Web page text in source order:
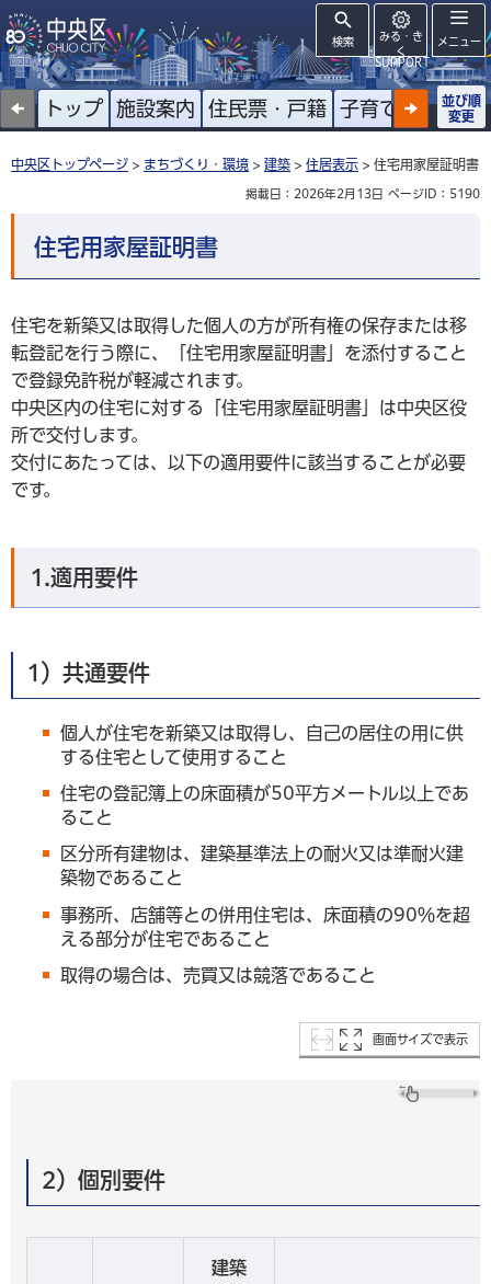
検索
みる・き
く
SUPPORT
メニュー
トップ 施設案内 住民票・戸籍 子育て 高齢者
並び順
変更
中央区トップページ > まちづくり・環境 > 建築 > 住居表示 > 住宅用家屋証明書
掲載日：2026年2月13日 ページID：5190
住宅用家屋証明書
住宅を新築又は取得した個人の方が所有権の保存または移
転登記を行う際に、「住宅用家屋証明書」を添付すること
で登録免許税が軽減されます。
中央区内の住宅に対する「住宅用家屋証明書」は中央区役
所で交付します。
交付にあたっては、以下の適用要件に該当することが必要
です。
1.適用要件
1）共通要件
個人が住宅を新築又は取得し、自己の居住の用に供
する住宅として使用すること
住宅の登記簿上の床面積が50平方メートル以上であ
ること
区分所有建物は、建築基準法上の耐火又は準耐火建
築物であること
事務所、店舗等との併用住宅は、床面積の90％を超
える部分が住宅であること
取得の場合は、売買又は競落であること
画面サイズで表示
2）個別要件
建築